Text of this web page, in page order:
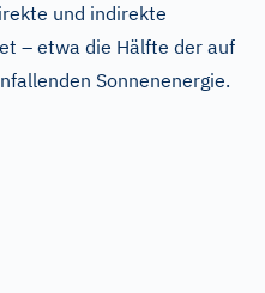
und indirekte
– etwa die Hälfte der auf
Sonnenenergie.